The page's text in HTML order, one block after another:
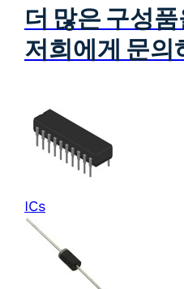
더 많은 구성
저희에게 문의
ICs